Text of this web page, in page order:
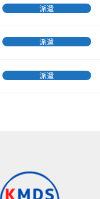
派遣
派遣
派遣